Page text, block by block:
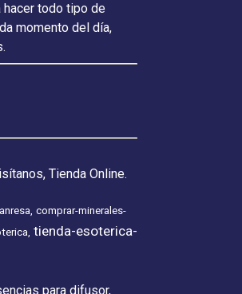
todo tipo de
momento del día,
Tienda Online.
comprar-minerales-
tienda-esoterica-
para difusor